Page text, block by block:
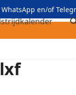
WhatsApp en/of